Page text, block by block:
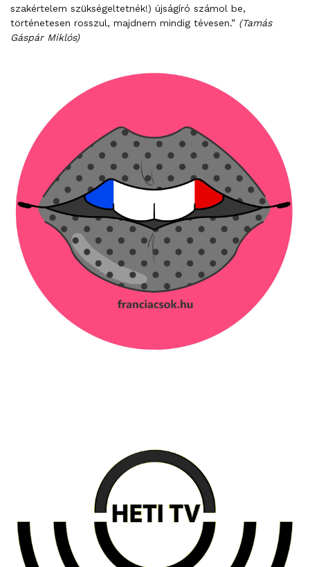
szakértelem szükségeltetnék!) újságíró számol be,
történetesen rosszul, majdnem mindig tévesen.” (Tamás
Gáspár Miklós)